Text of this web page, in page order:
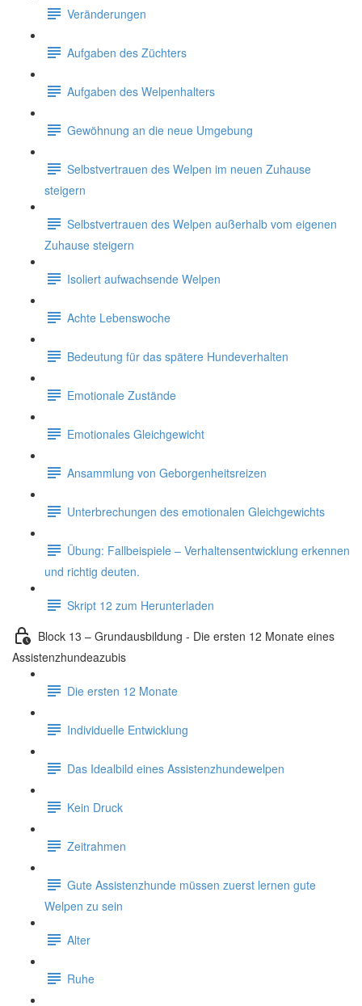
Veränderungen
Aufgaben des Züchters
Aufgaben des Welpenhalters
Gewöhnung an die neue Umgebung
Selbstvertrauen des Welpen im neuen Zuhause
steigern
Selbstvertrauen des Welpen außerhalb vom eigenen
Zuhause steigern
Isoliert aufwachsende Welpen
Achte Lebenswoche
Bedeutung für das spätere Hundeverhalten
Emotionale Zustände
Emotionales Gleichgewicht
Ansammlung von Geborgenheitsreizen
Unterbrechungen des emotionalen Gleichgewichts
Übung: Fallbeispiele – Verhaltensentwicklung erkennen
und richtig deuten.
Skript 12 zum Herunterladen
Block 13 – Grundausbildung - Die ersten 12 Monate eines
Assistenzhundeazubis
Die ersten 12 Monate
Individuelle Entwicklung
Das Idealbild eines Assistenzhundewelpen
Kein Druck
Zeitrahmen
Gute Assistenzhunde müssen zuerst lernen gute
Welpen zu sein
Alter
Ruhe